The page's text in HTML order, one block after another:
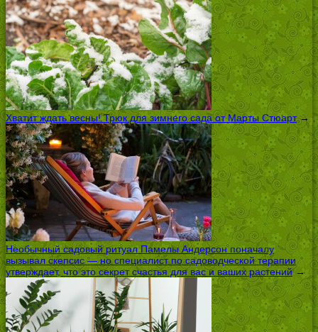
Хватит ждать весны! Трюк для зимнего сада от Марты Стюарт→
Необычный садовый ритуал Памелы Андерсон поначалу
вызывал скепсис — но специалист по садоводческой терапии
утверждает, что это секрет счастья для вас и ваших растений→